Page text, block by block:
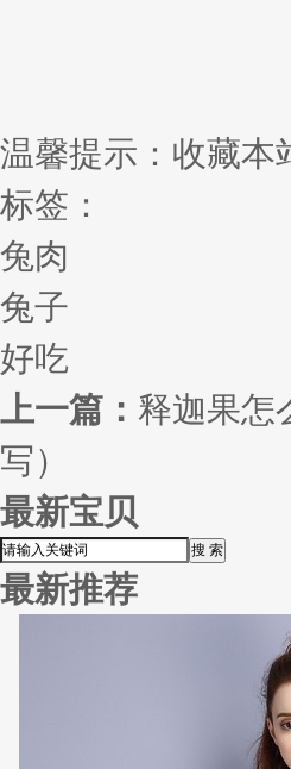
温馨提示：收藏本
标签：
兔肉
兔子
好吃
上一篇： 释迦果怎
写）
最新宝贝
最新推荐